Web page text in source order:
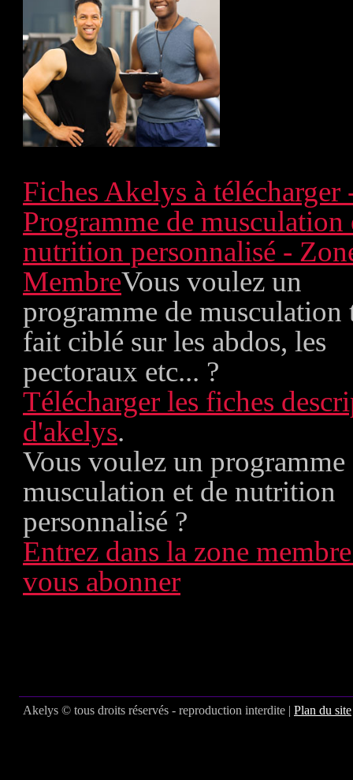
Fiches Akelys à télécharger
Programme de musculation
nutrition personnalisé -
MembreVous voulez un
programme de musculation
fait ciblé sur les abdos, les
pectoraux etc... ?
Télécharger les fiches
d'akelys.
Vous voulez un programme
musculation et de nutrition
personnalisé ?
Entrez dans la zone
vous abonner
Akelys © tous droits réservés - reproduction interdite | Plan du site